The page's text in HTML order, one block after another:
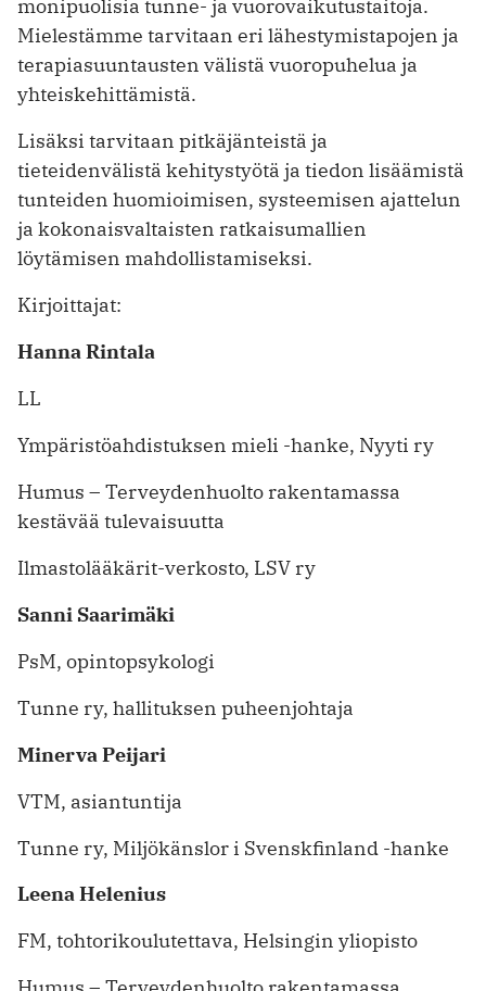
monipuolisia tunne- ja vuorovaikutustaitoja.
Mielestämme tarvitaan eri lähestymistapojen ja
terapiasuuntausten välistä vuoropuhelua ja
yhteiskehittämistä.
Lisäksi tarvitaan pitkäjänteistä ja
tieteidenvälistä kehitystyötä ja tiedon lisäämistä
tunteiden huomioimisen, systeemisen ajattelun
ja kokonaisvaltaisten ratkaisumallien
löytämisen mahdollistamiseksi.
Kirjoittajat:
Hanna Rintala
LL
Ympäristöahdistuksen mieli -hanke, Nyyti ry
Humus – Terveydenhuolto rakentamassa
kestävää tulevaisuutta
Ilmastolääkärit-verkosto, LSV ry
Sanni Saarimäki
PsM, opintopsykologi
Tunne ry, hallituksen puheenjohtaja
Minerva Peijari
VTM, asiantuntija
Tunne ry, Miljökänslor i Svenskfinland -hanke
Leena Helenius
FM, tohtorikoulutettava, Helsingin yliopisto